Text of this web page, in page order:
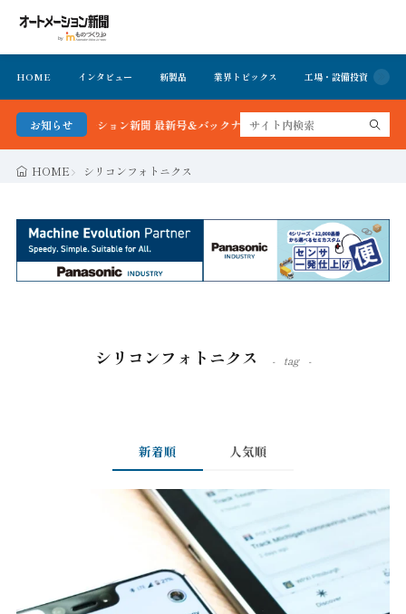
HOME インタビュー 新製品 業界トピックス 工場・設備投資
お知らせ
ートメーション新聞 最新号＆バックナンバーを無料で公開中 詳細はこちら
HOME シリコンフォトニクス
シリコンフォトニクス tag
新着順 人気順